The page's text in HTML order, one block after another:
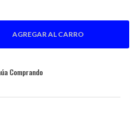
Comprando